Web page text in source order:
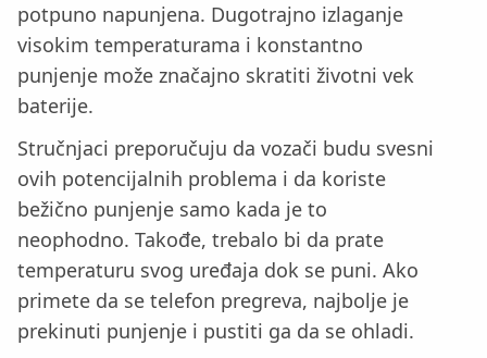
potpuno napunjena. Dugotrajno izlaganje
visokim temperaturama i konstantno
punjenje može značajno skratiti životni vek
baterije.
Stručnjaci preporučuju da vozači budu svesni
ovih potencijalnih problema i da koriste
bežično punjenje samo kada je to
neophodno. Takođe, trebalo bi da prate
temperaturu svog uređaja dok se puni. Ako
primete da se telefon pregreva, najbolje je
prekinuti punjenje i pustiti ga da se ohladi.